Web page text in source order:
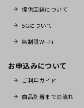
提供回線について
5Gについて
無制限Wi-Fi
お申込みについて
ご利用ガイド
商品到着までの流れ